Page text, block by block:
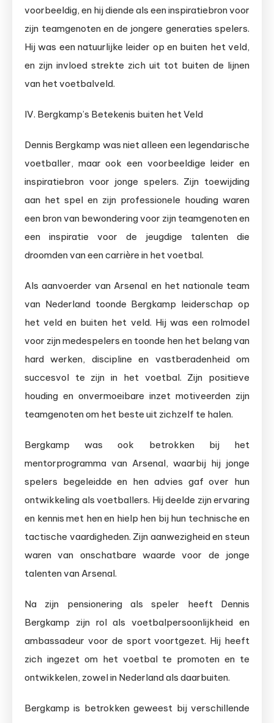
voorbeeldig, en hij diende als een inspiratiebron voor
zijn teamgenoten en de jongere generaties spelers.
Hij was een natuurlijke leider op en buiten het veld,
en zijn invloed strekte zich uit tot buiten de lijnen
van het voetbalveld.
IV. Bergkamp’s Betekenis buiten het Veld
Dennis Bergkamp was niet alleen een legendarische
voetballer, maar ook een voorbeeldige leider en
inspiratiebron voor jonge spelers. Zijn toewijding
aan het spel en zijn professionele houding waren
een bron van bewondering voor zijn teamgenoten en
een inspiratie voor de jeugdige talenten die
droomden van een carrière in het voetbal.
Als aanvoerder van Arsenal en het nationale team
van Nederland toonde Bergkamp leiderschap op
het veld en buiten het veld. Hij was een rolmodel
voor zijn medespelers en toonde hen het belang van
hard werken, discipline en vastberadenheid om
succesvol te zijn in het voetbal. Zijn positieve
houding en onvermoeibare inzet motiveerden zijn
teamgenoten om het beste uit zichzelf te halen.
Bergkamp was ook betrokken bij het
mentorprogramma van Arsenal, waarbij hij jonge
spelers begeleidde en hen advies gaf over hun
ontwikkeling als voetballers. Hij deelde zijn ervaring
en kennis met hen en hielp hen bij hun technische en
tactische vaardigheden. Zijn aanwezigheid en steun
waren van onschatbare waarde voor de jonge
talenten van Arsenal.
Na zijn pensionering als speler heeft Dennis
Bergkamp zijn rol als voetbalpersoonlijkheid en
ambassadeur voor de sport voortgezet. Hij heeft
zich ingezet om het voetbal te promoten en te
ontwikkelen, zowel in Nederland als daarbuiten.
Bergkamp is betrokken geweest bij verschillende